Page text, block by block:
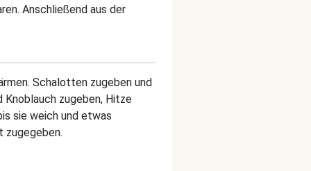
Anschließend aus der
Schalotten zugeben und
Knoblauch zugeben, Hitze
sie weich und etwas
zugegeben.